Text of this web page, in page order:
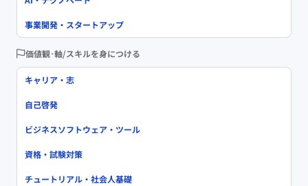
事業開発・スタートアップ
価値観･軸/スキルを身につける
キャリア・志
自己啓発
ビジネスソフトウェア・ツール
資格・試験対策
チュートリアル・社会人基礎